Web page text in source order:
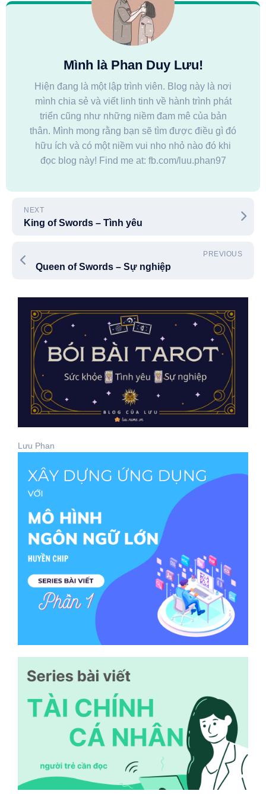
Mình là Phan Duy Lưu!
Hiện đang là một lập trình viên. Blog này là nơi
mình chia sẻ và viết linh tinh về hành trình phát
triển cũng như những niềm đam mê của bản
thân. Mình mong rằng bạn sẽ tìm được điều gì đó
hữu ích và có một niềm vui nho nhỏ nào đó khi
đọc blog này! Find me at: fb.com/luu.phan97
NEXT
King of Swords – Tình yêu
PREVIOUS
Queen of Swords – Sự nghiệp
Lưu Phan